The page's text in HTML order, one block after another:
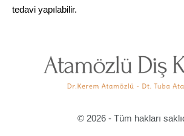
tedavi yapılabilir.
© 2026 - Tüm hakları